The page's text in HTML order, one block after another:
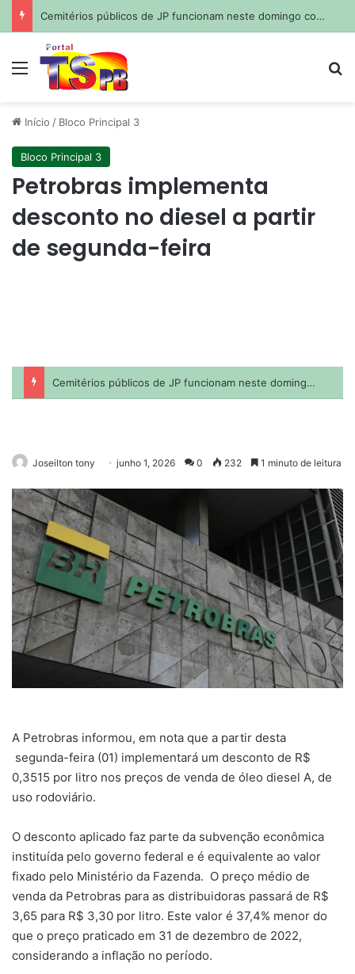
Cemitérios públicos de JP funcionam neste domingo com missas para o Dia dos Pais
Menu
Início / Bloco Principal 3
Bloco Principal 3
Petrobras implementa
desconto no diesel a partir
de segunda-feira
Joseilton tony junho 1, 2026 0 232 1 minuto de leitura
A Petrobras informou, em nota que a partir desta
segunda-feira (01) implementará um desconto de R$
0,3515 por litro nos preços de venda de óleo diesel A, de
uso rodoviário.
O desconto aplicado faz parte da subvenção econômica
instituída pelo governo federal e é equivalente ao valor
fixado pelo Ministério da Fazenda. O preço médio de
venda da Petrobras para as distribuidoras passará de R$
3,65 para R$ 3,30 por litro. Este valor é 37,4% menor do
que o preço praticado em 31 de dezembro de 2022,
considerando a inflação no período.